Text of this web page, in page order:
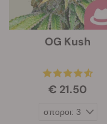
OG Kush
€ 21.50